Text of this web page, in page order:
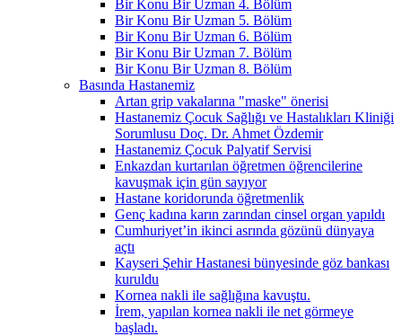
Bir Konu Bir Uzman 4. Bölüm
Bir Konu Bir Uzman 5. Bölüm
Bir Konu Bir Uzman 6. Bölüm
Bir Konu Bir Uzman 7. Bölüm
Bir Konu Bir Uzman 8. Bölüm
Basında Hastanemiz
Artan grip vakalarına "maske" önerisi
Hastanemiz Çocuk Sağlığı ve Hastalıkları Kliniği
Sorumlusu Doç. Dr. Ahmet Özdemir
Hastanemiz Çocuk Palyatif Servisi
Enkazdan kurtarılan öğretmen öğrencilerine
kavuşmak için gün sayıyor
Hastane koridorunda öğretmenlik
Genç kadına karın zarından cinsel organ yapıldı
Cumhuriyet’in ikinci asrında gözünü dünyaya
açtı
Kayseri Şehir Hastanesi bünyesinde göz bankası
kuruldu
Kornea nakli ile sağlığına kavuştu.
İrem, yapılan kornea nakli ile net görmeye
başladı.